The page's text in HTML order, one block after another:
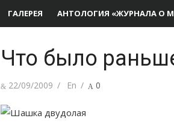
ГАЛЕРЕЯ АНТОЛОГИЯ «ЖУРНАЛА О
Что было
Опубликовано
22/09/2009 Автор
En 0